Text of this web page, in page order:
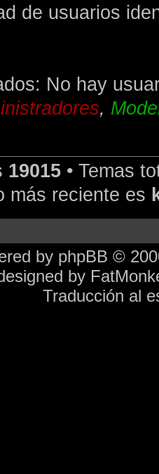
de usuarios
No hay
,
19015 • Temas
más reciente es
by phpBB ©
by
Traducción al